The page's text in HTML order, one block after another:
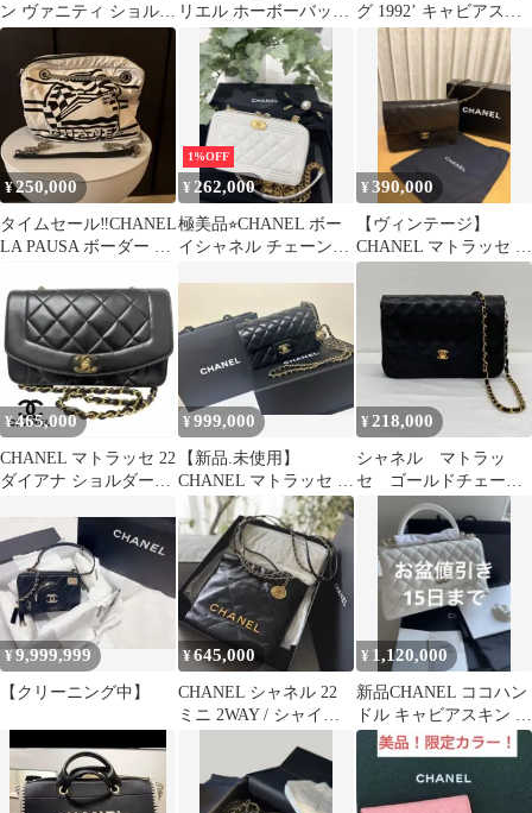
ン ヴァニティ ショルダ
ーバッグ
リエル ホーボーバッグ
スモール ブラック
グ 1992’ キャビアスキ
ン 美品♡メイクボック
¥250,000
タイムセール‼️CHANEL
LA PAUSA ボーダー チ
グ
1%OFF
¥ 262,000
極美品⭐︎CHANEL ボー
イシャネル チェーンウ
¥390,000
【ヴィンテージ】
CHANEL マトラッセ チ
ェーンショルダーバッ
¥465,000
CHANEL マトラッセ 22
ダイアナ ショルダーバ
¥999,000
【新品.未使用】
CHANEL マトラッセ 20
レア
¥218,000
シャネル マトラッ
セ ゴールドチェーン
ストラップ ターンロ
ック ラムスキン
¥9,999,999
【クリーニング中】
¥645,000
CHANEL シャネル 22
ミニ 2WAY / シャイニ
¥ 1,120,000
新品CHANEL ココハン
ドル キャビアスキン ホ
ワイト29